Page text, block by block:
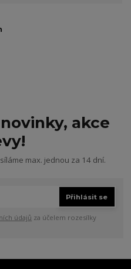
akce
max. jednou za 14 dní.
Přihlásit se
údajů za účelem rozesílky